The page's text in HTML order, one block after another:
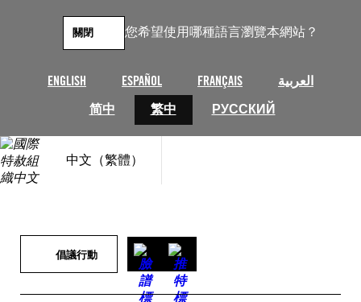
您希望使用哪種語言瀏覽本網站？
ENGLISH ESPAÑOL FRANÇAIS
العربية
简中
繁中 РУССКИЙ
關閉
中文（繁體）
倡議行動